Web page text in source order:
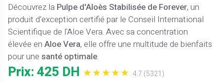
Découvrez la Pulpe d'Aloès Stabilisée de Forever, un
produit d'exception certifié par le Conseil International
Scientifique de l'Aloe Vera. Avec sa concentration
élevée enAloe Vera, elle offre une multitude de bienfaits
pour unesanté optimale.
Prix: 425 DH ★★★★★4.7 (5321)